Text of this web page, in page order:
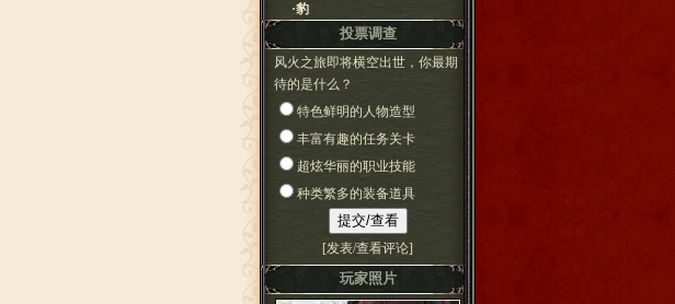
·豹
投票调查
风火之旅即将横空出世，你最期
待的是什么？
特色鲜明的人物造型
丰富有趣的任务关卡
超炫华丽的职业技能
种类繁多的装备道具
[发表/查看评论]
玩家照片